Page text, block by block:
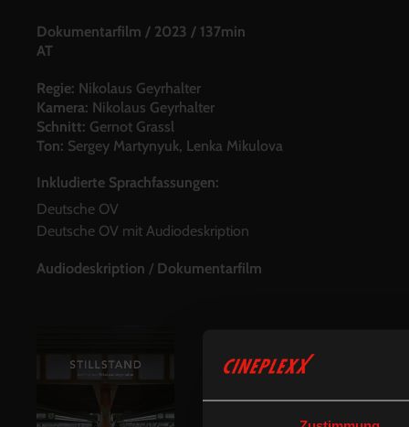
Dokumentarfilm / 2023 / 137min
AT
Regie: Nikolaus Geyrhalter
Kamera: Nikolaus Geyrhalter
Schnitt: Gernot Grassl
Ton: Sergey Martynyuk, Lenka Mikulova
Inkludierte Sprachfassungen:
Deutsche OV
Deutsche OV mit Audiodeskription
Audiodeskription / Dokumentarfilm